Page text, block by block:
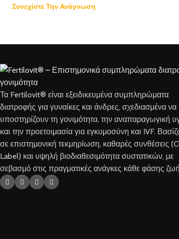
Συνεχίστε Την Ανάγνωση
Τα Fertilovit® είναι εξειδικευμένα συμπληρώματα
διατροφής για γυναίκες και άνδρες, σχεδιασμένα να
υποστηρίζουν τη γονιμότητα, την αναπαραγωγική
και την προετοιμασία για εγκυμοσύνη και IVF.
σε επιστημονική τεκμηρίωση, καθαρές συνθέσεις
Label) και υψηλή βιοδιαθεσιμότητα συστατικών, με
σεβασμό στις πραγματικές ανάγκες κάθε φάσης